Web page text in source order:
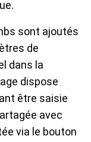
sont ajoutés
de
dans la
dispose
être saisie
avec
via le bouton